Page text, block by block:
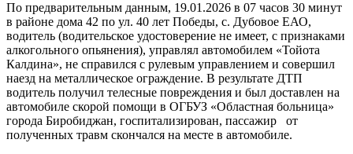
По предварительным данным, 19.01.2026 в 07 часов 30 минут
в районе дома 42 по ул. 40 лет Победы, с. Дубовое ЕАО,
водитель (водительское удостоверение не имеет, с признаками
алкогольного опьянения), управлял автомобилем «Тойота
Калдина», не справился с рулевым управлением и совершил
наезд на металлическое ограждение. В результате ДТП
водитель получил телесные повреждения и был доставлен на
автомобиле скорой помощи в ОГБУЗ «Областная больница»
города Биробиджан, госпитализирован, пассажир от
полученных травм скончался на месте в автомобиле.